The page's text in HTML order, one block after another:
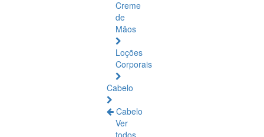
Creme
de
Mãos
Loções
Corporais
Cabelo
Cabelo
Ver
todos